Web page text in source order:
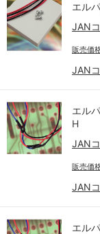
エル
JAN
販売価
JAN
エル
H
JAN
販売価
JAN
エル